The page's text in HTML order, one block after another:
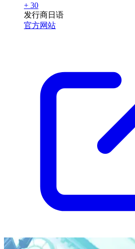
+ 30
发行商日语
官方网站